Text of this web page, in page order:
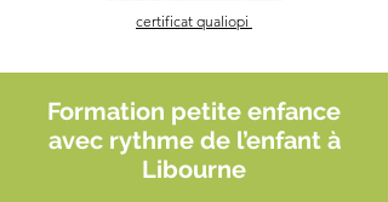
certificat qualiopi
Formation petite enfance
avec rythme de l’enfant à
Libourne